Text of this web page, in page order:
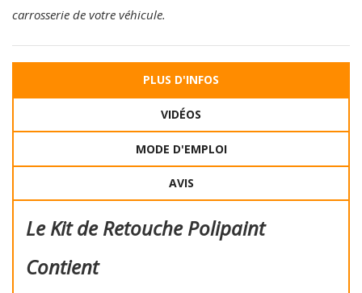
carrosserie de votre véhicule.
PLUS D'INFOS
VIDÉOS
MODE D'EMPLOI
AVIS
Le Kit de Retouche Polipaint
Contient